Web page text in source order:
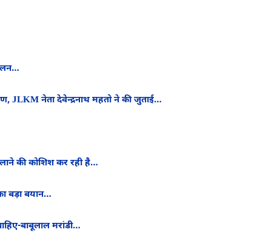
JLKM नेता देवेन्द्रनाथ महतो ने की जुताई…
की कोशिश कर रही है…
बड़ा बयान…
बाबूलाल मरांडी…